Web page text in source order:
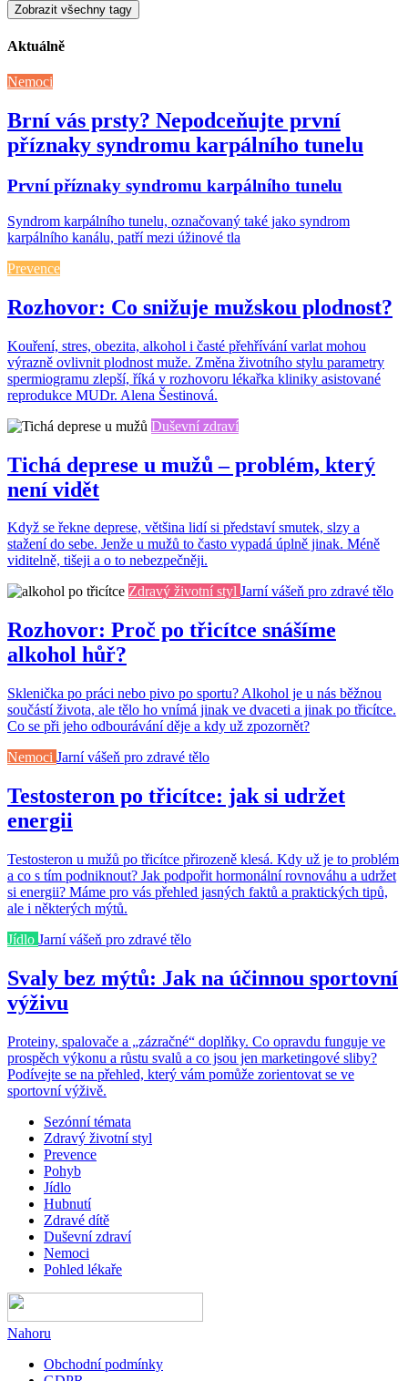
Zobrazit všechny tagy
Aktuálně
Nemoci
Brní vás prsty? Nepodceňujte první
příznaky syndromu karpálního tunelu
První příznaky syndromu karpálního tunelu
Syndrom karpálního tunelu, označovaný také jako syndrom
karpálního kanálu, patří mezi úžinové tla
Prevence
Rozhovor: Co snižuje mužskou plodnost?
Kouření, stres, obezita, alkohol i časté přehřívání varlat mohou
výrazně ovlivnit plodnost muže. Změna životního stylu parametry
spermiogramu zlepší, říká v rozhovoru lékařka kliniky asistované
reprodukce MUDr. Alena Šestinová.
Duševní zdraví
Tichá deprese u mužů – problém, který
není vidět
Když se řekne deprese, většina lidí si představí smutek, slzy a
stažení do sebe. Jenže u mužů to často vypadá úplně jinak. Méně
viditelně, tišeji a o to nebezpečněji.
Zdravý životní styl Jarní vášeň pro zdravé tělo
Rozhovor: Proč po třicítce snášíme
alkohol hůř?
Sklenička po práci nebo pivo po sportu? Alkohol je u nás běžnou
součástí života, ale tělo ho vnímá jinak ve dvaceti a jinak po třicítce.
Co se při jeho odbourávání děje a kdy už zpozornět?
Nemoci Jarní vášeň pro zdravé tělo
Testosteron po třicítce: jak si udržet
energii
Testosteron u mužů po třicítce přirozeně klesá. Kdy už je to problém
a co s tím podniknout? Jak podpořit hormonální rovnováhu a udržet
si energii? Máme pro vás přehled jasných faktů a praktických tipů,
ale i některých mýtů.
Jídlo Jarní vášeň pro zdravé tělo
Svaly bez mýtů: Jak na účinnou sportovní
výživu
Proteiny, spalovače a „zázračné“ doplňky. Co opravdu funguje ve
prospěch výkonu a růstu svalů a co jsou jen marketingové sliby?
Podívejte se na přehled, který vám pomůže zorientovat se ve
sportovní výživě.
Sezónní témata
Zdravý životní styl
Prevence
Pohyb
Jídlo
Hubnutí
Zdravé dítě
Duševní zdraví
Nemoci
Pohled lékaře
Nahoru
Obchodní podmínky